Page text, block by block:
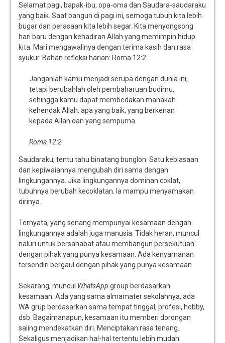
Selamat pagi, bapak-ibu, opa-oma dan Saudara-saudaraku
yang baik. Saat bangun di pagi ini, semoga tubuh kita lebih
bugar dan perasaan kita lebih segar. Kita menyongsong
hari baru dengan kehadiran Allah yang memimpin hidup
kita. Mari mengawalinya dengan terima kasih dan rasa
syukur. Bahan refleksi harian: Roma 12:2.
Janganlah kamu menjadi serupa dengan dunia ini,
tetapi berubahlah oleh pembaharuan budimu,
sehingga kamu dapat membedakan manakah
kehendak Allah: apa yang baik, yang berkenan
kepada Allah dan yang sempurna.
Roma 12:2
Saudaraku, tentu tahu binatang bunglon. Satu kebiasaan
dan kepiwaiannya mengubah diri sama dengan
lingkungannya. Jika lingkungannya dominan coklat,
tubuhnya berubah kecoklatan. Ia mampu menyamakan
dirinya.
Ternyata, yang senang mempunyai kesamaan dengan
lingkungannya adalah juga manusia. Tidak heran, muncul
naluri untuk bersahabat atau membangun persekutuan
dengan pihak yang punya kesamaan. Ada kenyamanan
tersendiri bergaul dengan pihak yang punya kesamaan.
Sekarang, muncul WhatsApp group berdasarkan
kesamaan. Ada yang sama almamater sekolahnya, ada
WA grup berdasarkan sama tempat tinggal, profesi, hobby,
dsb. Bagaimanapun, kesamaan itu memberi dorongan
saling mendekatkan diri. Menciptakan rasa tenang.
Sekaligus menjadikan hal-hal tertentu lebih mudah